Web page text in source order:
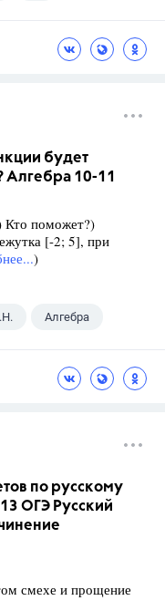
будет
10-11
Кто поможет?)
[-2; 5], при
)
Алгебра
по русскому
ОГЭ Русский
смехе и прощение